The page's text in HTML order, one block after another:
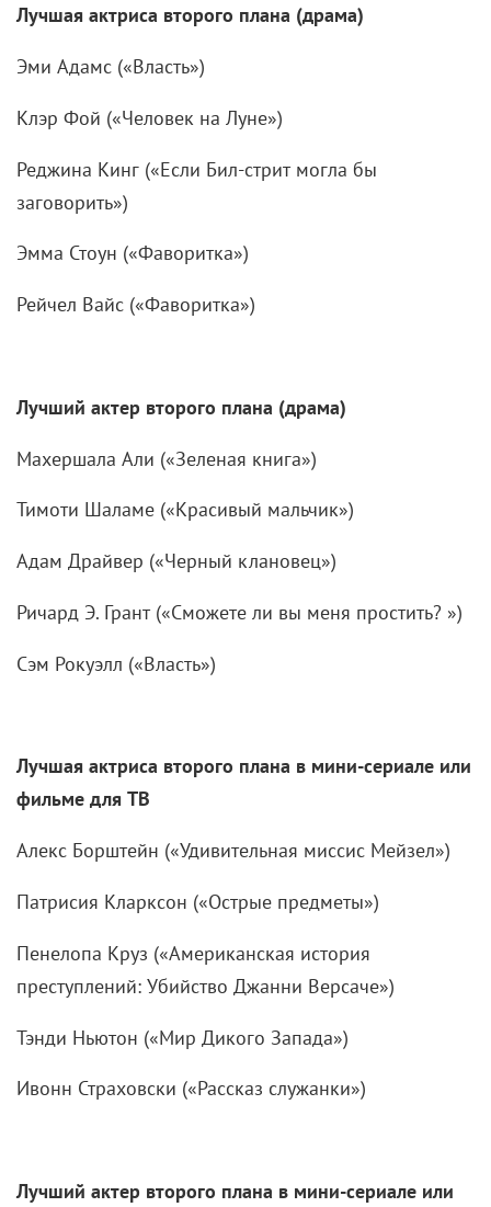
Лучшая актриса второго плана (драма)
Эми Адамс («Власть»)
Клэр Фой («Человек на Луне»)
Реджина Кинг («Если Бил-стрит могла бы
заговорить»)
Эмма Стоун («Фаворитка»)
Рейчел Вайс («Фаворитка»)
Лучший актер второго плана (драма)
Махершала Али («Зеленая книга»)
Тимоти Шаламе («Красивый мальчик»)
Адам Драйвер («Черный клановец»)
Ричард Э. Грант («Сможете ли вы меня простить? »)
Сэм Рокуэлл («Власть»)
Лучшая актриса второго плана в мини-сериале или
фильме для ТВ
Алекс Борштейн («Удивительная миссис Мейзел»)
Патрисия Кларксон («Острые предметы»)
Пенелопа Круз («Американская история
преступлений: Убийство Джанни Версаче»)
Тэнди Ньютон («Мир Дикого Запада»)
Ивонн Страховски («Рассказ служанки»)
Лучший актер второго плана в мини-сериале или